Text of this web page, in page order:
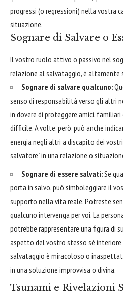
progressi (o regressioni) nella vostra
situazione.
Sognare di Salvare o
Il vostro ruolo attivo o passivo nel
relazione al salvataggio, è altamente
Sognare di salvare qualcuno:
senso di responsabilità verso gli altri
in dovere di proteggere amici,
difficile. A volte, però, può anche
energia negli altri a discapito dei
salvatore" in una relazione o
Sognare di essere salvati:Se
porta in salvo, può simboleggiare il
supporto nella vita reale. Potreste
qualcuno intervenga per voi. La
potrebbe rappresentare una figura di
aspetto del vostro stesso sé interiore
salvataggio è miracoloso o
in una soluzione improvvisa o divina.
Tsunami e Rivelazioni